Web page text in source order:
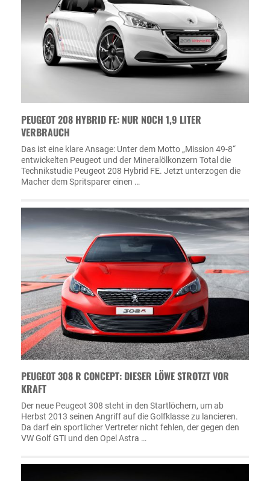
PEUGEOT 208 HYBRID FE: NUR NOCH 1,9 LITER
VERBRAUCH
Das ist eine klare Ansage: Unter dem Motto „Mission 49-8“
entwickelten Peugeot und der Mineralölkonzern Total die
Technikstudie Peugeot 208 Hybrid FE. Jetzt unterzogen die
Macher dem Spritsparer einen …
PEUGEOT 308 R CONCEPT: DIESER LÖWE STROTZT VOR
KRAFT
Der neue Peugeot 308 steht in den Startlöchern, um ab
Herbst 2013 seinen Angriff auf die Golfklasse zu lancieren.
Da darf ein sportlicher Vertreter nicht fehlen, der gegen den
VW Golf GTI und den Opel Astra …